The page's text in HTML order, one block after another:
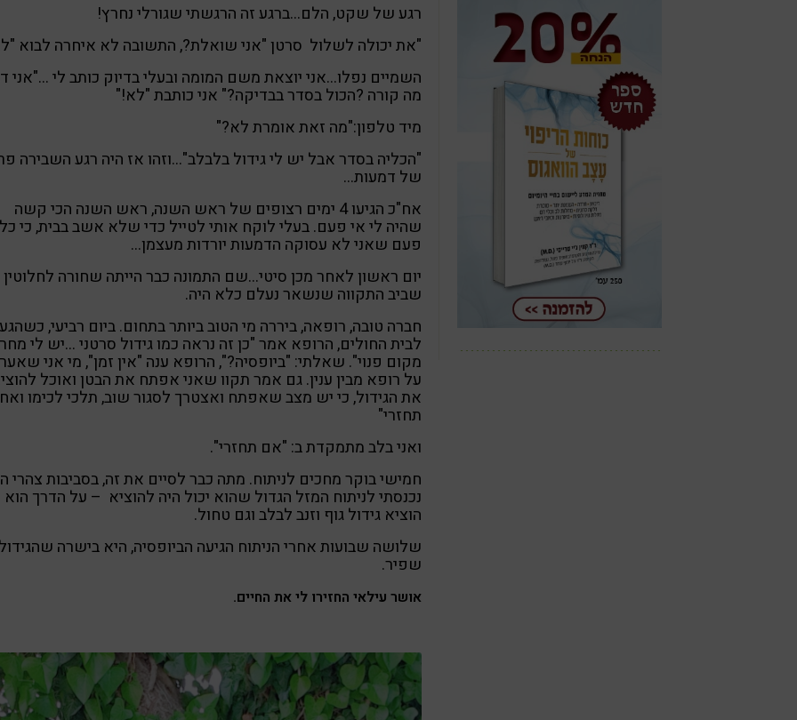
רגע של שקט, הלם…ברגע זה הרגשתי שגורלי נחרץ!
"את יכולה לשלול סרטן "אני שואלת?, התשובה לא איחרה לבוא
השמיים נפלו…אני יוצאת משם המומה ובעלי בדיוק כותב לי …"אני
מה קורה ?הכול בסדר בבדיקה?" אני כותבת "לא!"
מיד טלפון:"מה זאת אומרת לא?"
"הכליה בסדר אבל יש לי גידול בלבלב"…וזהו אז היה רגע השבירה
של דמעות…
אח"כ הגיעו 4 ימים רצופים של ראש השנה, ראש השנה הכי קשה
שהיה לי אי פעם. בעלי לוקח אותי לטייל כדי שלא אשב בבית, כי כל
פעם שאני לא עסוקה הדמעות יורדות מעצמן…
יום ראשון לאחר מכן סיטי…שם התמונה כבר הייתה שחורה לחלוטין
שביב התקווה שנשאר נעלם כלא היה.
חברה טובה, רופאה, ביררה מי הטוב ביותר בתחום. ביום רביעי,
לבית החולים, הרופא אמר "כן זה נראה כמו גידול סרטני …יש לי מחר
מקום פנוי". שאלתי: "ביופסיה?", הרופא ענה "אין זמן", מי אני
על רופא מבין ענין. גם אמר תקוו שאני אפתח את הבטן ואוכל
את הגידול, כי יש מצב שאפתח ואצטרך לסגור שוב, תלכי לכימו
תחזרי"
ואני בלב מתמקדת ב: "אם תחזרי".
חמישי בוקר מחכים לניתוח. מתה כבר לסיים את זה, בסביבות צהרי
נכנסתי לניתוח המזל הגדול שהוא יכול היה להוציא – על הדרך הוא
הוציא גידול גוף וזנב לבלב וגם טחול.
שלושה שבועות אחרי הניתוח הגיעה הביופסיה, היא בישרה שהגידול
שפיר.
אושר עילאי החזירו לי את החיים.